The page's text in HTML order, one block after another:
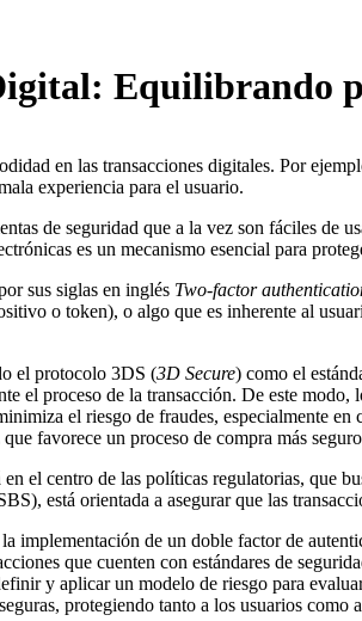
Equilibrando
en las transacciones digitales. Por
experiencia para el usuario.
de seguridad que a la vez son fáciles
es un mecanismo esencial para
sus siglas en inglés Two-factor
o token), o algo que es inherente al
el protocolo 3DS (3D Secure) como el
el proceso de la transacción. De este
el riesgo de fraudes, especialmente
favorece un proceso de compra más
el centro de las políticas regulatorias, que
está orientada a asegurar que las
implementación de un doble factor de
que cuenten con estándares de
y aplicar un modelo de riesgo para
protegiendo tanto a los usuarios como